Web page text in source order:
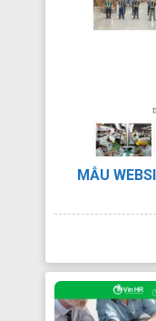
MẪU